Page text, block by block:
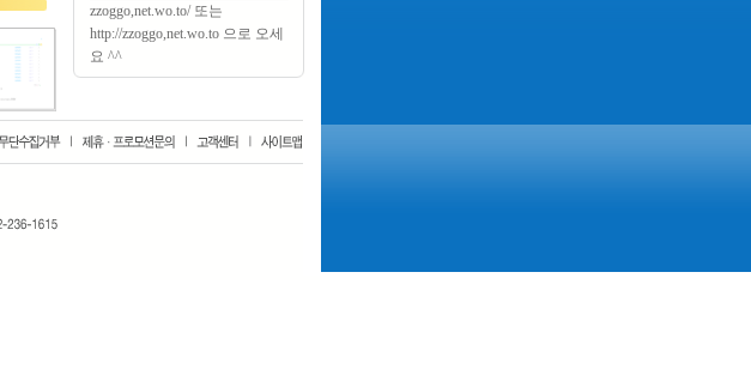
zzoggo,net.wo.to/ 또는
http://zzoggo,net.wo.to 으로 오세
요 ^^